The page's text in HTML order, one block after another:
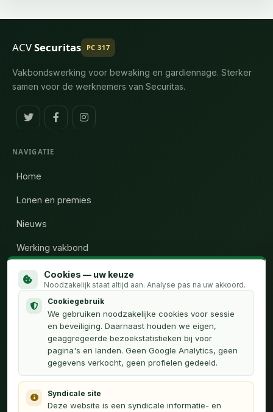
ACVSecuritas PC 317
Vakbondswerking voor bewaking en gardiennage. Sterker
samen voor de werknemers van Securitas.
NAVIGATIE
Home
Lonen en premies
Nieuws
Werking vakbond
Wie zijn wij
Calculator uren
Contact
Privacyverklaring
Français (FR)
Cookies — uw keuze
Noodzakelijk staat altijd aan. Analyse pas na uw akkoord.
Cookiegebruik
We gebruiken noodzakelijke cookies voor sessie
en beveiliging. Daarnaast houden we eigen,
geaggregeerde bezoekstatistieken bij voor
pagina's en landen. Geen Google Analytics, geen
gegevens verkocht, geen profielen gedeeld.
Syndicale site
Deze website is een syndicale informatie- en